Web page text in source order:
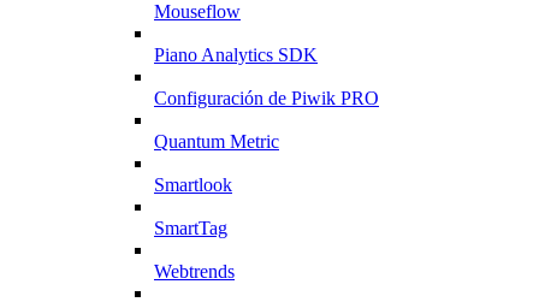
Mouseflow
Piano Analytics SDK
Configuración de Piwik PRO
Quantum Metric
Smartlook
SmartTag
Webtrends